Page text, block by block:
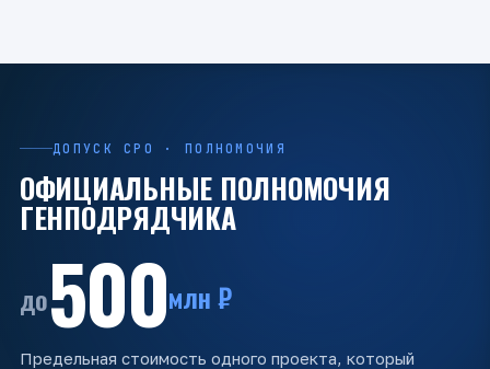
ДОПУСК СРО · ПОЛНОМОЧИЯ
ОФИЦИАЛЬНЫЕ ПОЛНОМОЧИЯ
ГЕНПОДРЯДЧИКА
до500млн ₽
Предельная стоимость одного проекта, который